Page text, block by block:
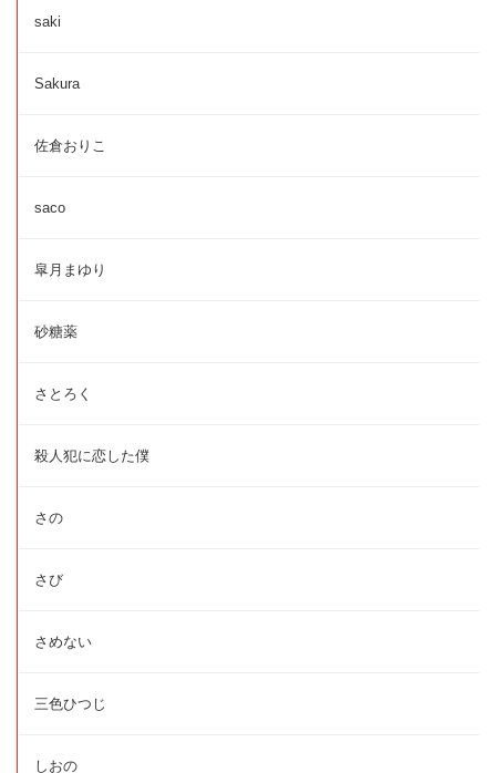
saki
Sakura
佐倉おりこ
saco
皐月まゆり
砂糖薬
さとろく
殺人犯に恋した僕
さの
さび
さめない
三色ひつじ
しおの